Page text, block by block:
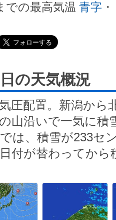
での最高気温 青字
の天気概況
圧配置。新潟から
山沿いで一気に積
は、積雪が233セ
付が替わってから